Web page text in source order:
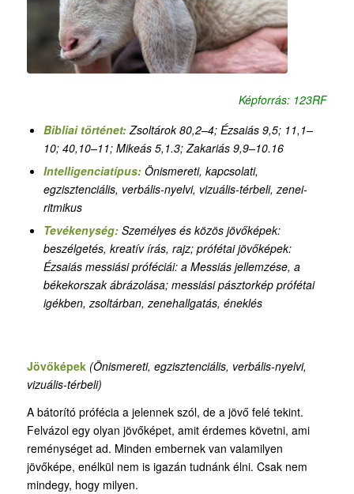
Képforrás: 123RF
Bibliai történet:Zsoltárok 80,2–4; Ézsaiás 9,5;11,1–
10;40,10–11; Mikeás 5,1.3; Zakariás 9,9–10.16
Intelligenciatípus: Önismereti, kapcsolati,
egzisztenciális, verbális-nyelvi, vizuális-térbeli, zenei-
ritmikus
Tevékenység: Személyes és közös jövőképek:
beszélgetés, kreatív írás, rajz;prófétai jövőképek:
Ézsaiás messiási próféciái: a Messiás jellemzése, a
békekorszak ábrázolása; messiási pásztorkép prófétai
igékben, zsoltárban, zenehallgatás, éneklés
Jövőképek (Önismereti, egzisztenciális, verbális-nyelvi,
vizuális-térbeli)
A bátorító prófécia a jelennek szól, de a jövő felé tekint.
Felvázol egy olyan jövőképet, amit érdemes követni, ami
reménységet ad. Minden embernek van valamilyen
jövőképe, enélkül nem is igazán tudnánk élni. Csak nem
mindegy, hogy milyen.